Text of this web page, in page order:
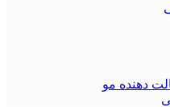
دهنده مو